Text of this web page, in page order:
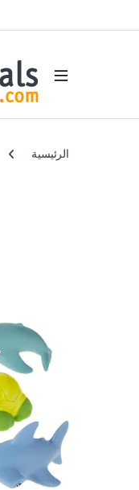
Open
الرئيسية